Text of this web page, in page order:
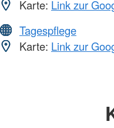
Karte: Link zur
Tagespflege
Karte: Link zur